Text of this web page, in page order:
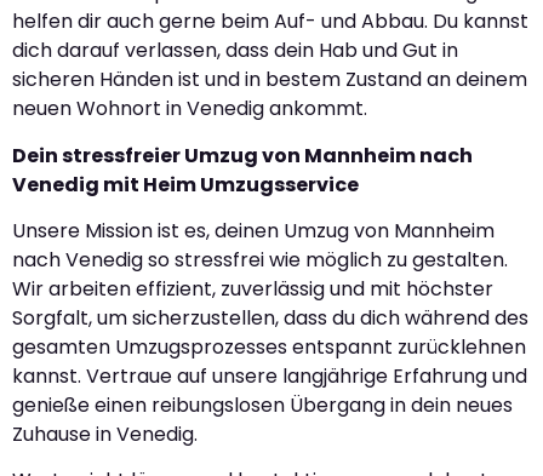
helfen dir auch gerne beim Auf- und Abbau. Du kannst
dich darauf verlassen, dass dein Hab und Gut in
sicheren Händen ist und in bestem Zustand an deinem
neuen Wohnort in Venedig ankommt.
Dein stressfreier Umzug von Mannheim nach
Venedig mit Heim Umzugsservice
Unsere Mission ist es, deinen Umzug von Mannheim
nach Venedig so stressfrei wie möglich zu gestalten.
Wir arbeiten effizient, zuverlässig und mit höchster
Sorgfalt, um sicherzustellen, dass du dich während des
gesamten Umzugsprozesses entspannt zurücklehnen
kannst. Vertraue auf unsere langjährige Erfahrung und
genieße einen reibungslosen Übergang in dein neues
Zuhause in Venedig.